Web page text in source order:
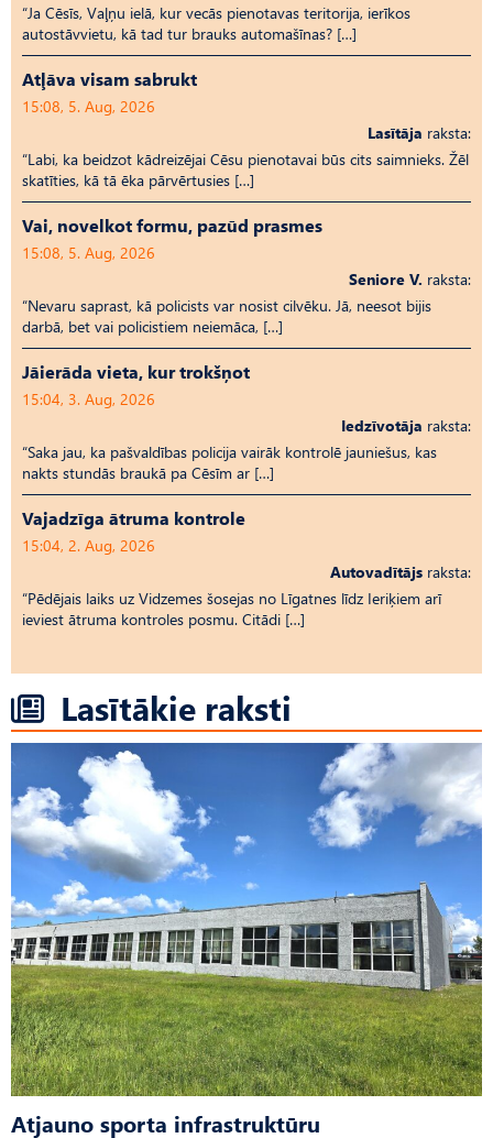
“Ja Cēsīs, Vaļņu ielā, kur vecās pienotavas teritorija, ierīkos
autostāvvietu, kā tad tur brauks automašīnas? […]
Atļāva visam sabrukt
15:08, 5. Aug, 2026
Lasītāja raksta:
“Labi, ka beidzot kādreizējai Cēsu pienotavai būs cits saimnieks. Žēl
skatīties, kā tā ēka pārvērtusies […]
Vai, novelkot formu, pazūd prasmes
15:08, 5. Aug, 2026
Seniore V. raksta:
“Nevaru saprast, kā policists var nosist cilvēku. Jā, neesot bijis
darbā, bet vai policistiem neiemāca, […]
Jāierāda vieta, kur trokšņot
15:04, 3. Aug, 2026
Iedzīvotāja raksta:
“Saka jau, ka pašvaldības policija vairāk kontrolē jauniešus, kas
nakts stundās braukā pa Cēsīm ar […]
Vajadzīga ātruma kontrole
15:04, 2. Aug, 2026
Autovadītājs raksta:
“Pēdējais laiks uz Vid­ze­mes šosejas no Līgatnes līdz Ieriķiem arī
ieviest ātruma kontroles posmu. Citādi […]
Lasītākie raksti
Atjauno sporta infrastruktūru